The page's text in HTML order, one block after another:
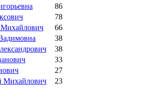
86
78
66
38
38
33
27
Михайлович
23